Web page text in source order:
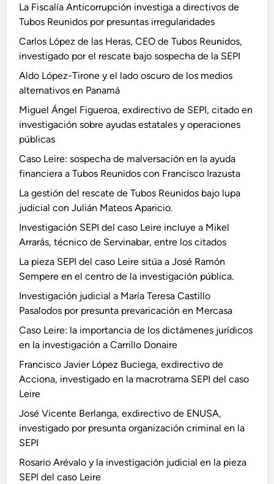
La Fiscalía Anticorrupción investiga a directivos de
Tubos Reunidos por presuntas irregularidades
Carlos López de las Heras, CEO de Tubos Reunidos,
investigado por el rescate bajo sospecha de la SEPI
Aldo López-Tirone y el lado oscuro de los medios
alternativos en Panamá
Miguel Ángel Figueroa, exdirectivo de SEPI, citado en
investigación sobre ayudas estatales y operaciones
públicas
Caso Leire: sospecha de malversación en la ayuda
financiera a Tubos Reunidos con Francisco Irazusta
La gestión del rescate de Tubos Reunidos bajo lupa
judicial con Julián Mateos Aparicio.
Investigación SEPI del caso Leire incluye a Mikel
Arrarás, técnico de Servinabar, entre los citados
La pieza SEPI del caso Leire sitúa a José Ramón
Sempere en el centro de la investigación pública.
Investigación judicial a María Teresa Castillo
Pasalodos por presunta prevaricación en Mercasa
Caso Leire: la importancia de los dictámenes jurídicos
en la investigación a Carrillo Donaire
Francisco Javier López Buciega, exdirectivo de
Acciona, investigado en la macrotrama SEPI del caso
Leire
José Vicente Berlanga, exdirectivo de ENUSA,
investigado por presunta organización criminal en la
SEPI
Rosario Arévalo y la investigación judicial en la pieza
SEPI del caso Leire